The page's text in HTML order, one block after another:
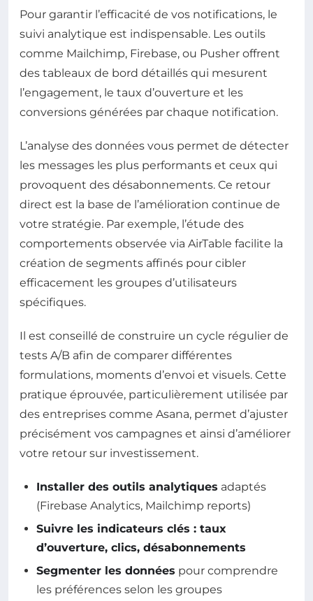
Pour garantir l’efficacité de vos notifications, le
suivi analytique est indispensable. Les outils
comme Mailchimp, Firebase, ou Pusher offrent
des tableaux de bord détaillés qui mesurent
l’engagement, le taux d’ouverture et les
conversions générées par chaque notification.
L’analyse des données vous permet de détecter
les messages les plus performants et ceux qui
provoquent des désabonnements. Ce retour
direct est la base de l’amélioration continue de
votre stratégie. Par exemple, l’étude des
comportements observée via AirTable facilite la
création de segments affinés pour cibler
efficacement les groupes d’utilisateurs
spécifiques.
Il est conseillé de construire un cycle régulier de
tests A/B afin de comparer différentes
formulations, moments d’envoi et visuels. Cette
pratique éprouvée, particulièrement utilisée par
des entreprises comme Asana, permet d’ajuster
précisément vos campagnes et ainsi d’améliorer
votre retour sur investissement.
Installer des outils analytiques adaptés
(Firebase Analytics, Mailchimp reports)
Suivre les indicateurs clés : taux
d’ouverture, clics, désabonnements
Segmenter les données pour comprendre
les préférences selon les groupes